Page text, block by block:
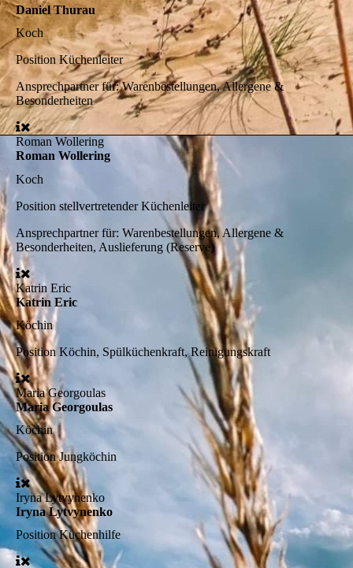
Daniel Thurau
Koch
Position Küchenleiter
Ansprechpartner für:Warenbestellungen, Allergene &
Besonderheiten
Roman Wollering
Roman Wollering
Koch
Position stellvertretender Küchenleiter
Ansprechpartner für: Warenbestellungen, Allergene &
Besonderheiten, Auslieferung (Reserve)
Katrin Eric
Katrin Eric
Köchin
Position Köchin, Spülküchenkraft, Reinigungskraft
Maria Georgoulas
Maria Georgoulas
Köchin
PositionJungköchin
Iryna Lytvynenko
Iryna Lytvynenko
PositionKüchenhilfe